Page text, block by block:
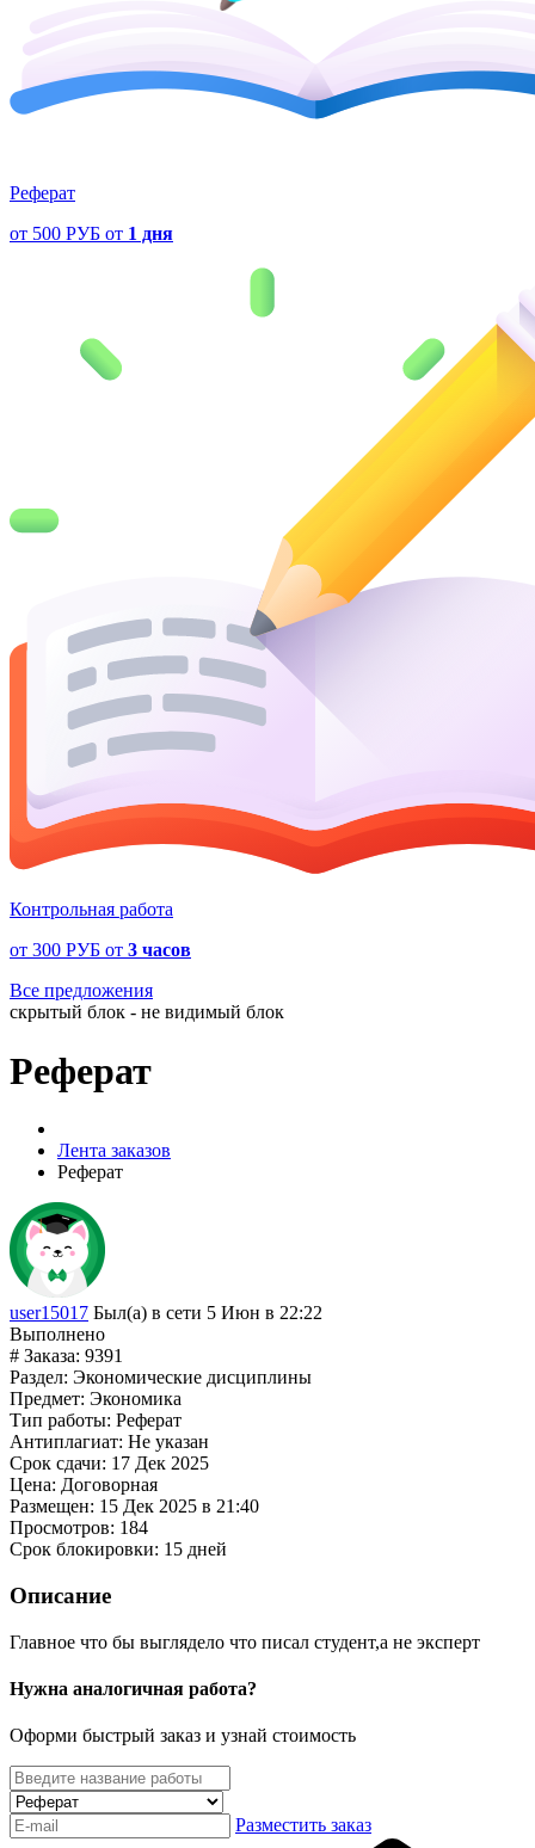
Реферат
от 500 РУБ от 1 дня
Контрольная работа
от 300 РУБ от 3 часов
Все предложения
скрытый блок - не видимый блок
Реферат
Лента заказов
Реферат
user15017 Был(а) в сети 5 Июн в 22:22
Выполнено
# Заказа: 9391
Раздел: Экономические дисциплины
Предмет: Экономика
Тип работы: Реферат
Антиплагиат: Не указан
Срок сдачи: 17 Дек 2025
Цена: Договорная
Размещен: 15 Дек 2025 в 21:40
Просмотров: 184
Срок блокировки: 15 дней
Описание
Главное что бы выглядело что писал студент,а не эксперт
Нужна аналогичная работа?
Оформи быстрый заказ и узнай стоимость
Разместить заказ